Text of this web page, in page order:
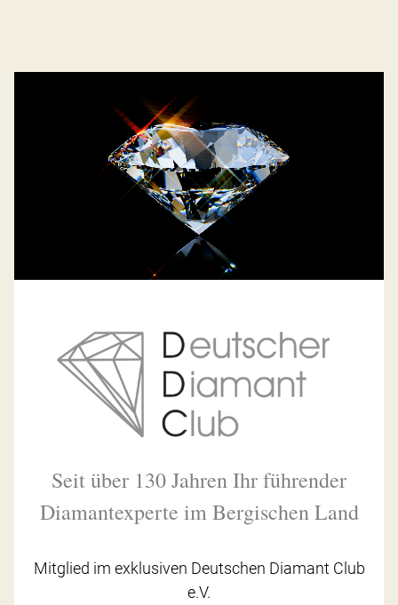
Seit über 130 Jahren Ihr führender
Diamantexperte im Bergischen Land
Mitglied im exklusiven Deutschen Diamant Club
e.V.